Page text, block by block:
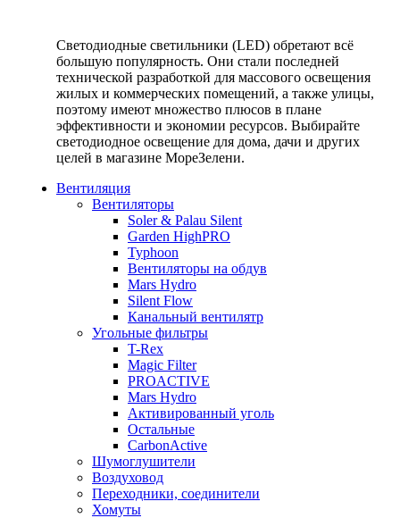
Светодиодные светильники (LED) обретают всё
большую популярность. Они стали последней
технической разработкой для массового освещения
жилых и коммерческих помещений, а также улицы,
поэтому имеют множество плюсов в плане
эффективности и экономии ресурсов. Выбирайте
светодиодное освещение для дома, дачи и других
целей в магазине МореЗелени.
Вентиляция
Вентиляторы
Soler & Palau Silent
Garden HighPRO
Typhoon
Вентиляторы на обдув
Mars Hydro
Silent Flow
Канальный вентилятр
Угольные фильтры
T-Rex
Magic Filter
PROACTIVE
Mars Hydro
Активированный уголь
Остальные
CarbonActive
Шумоглушители
Воздуховод
Переходники, соединители
Хомуты